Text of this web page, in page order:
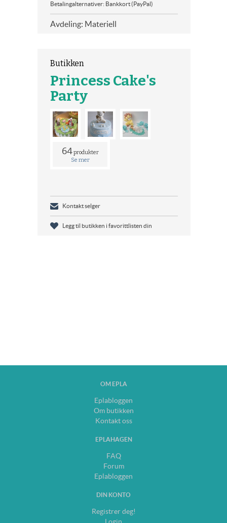
Betalingalternativer: Bankkort (PayPal)
Avdeling: Materiell
Butikken
Princess Cake's
Party
64produkter
Se mer
Kontakt selger
Legg til butikken i favorittlisten din
OM EPLA
Eplabloggen
Om butikken
Kontakt oss
EPLAHAGEN
FAQ
Forum
Eplabloggen
DIN KONTO
Registrer deg!